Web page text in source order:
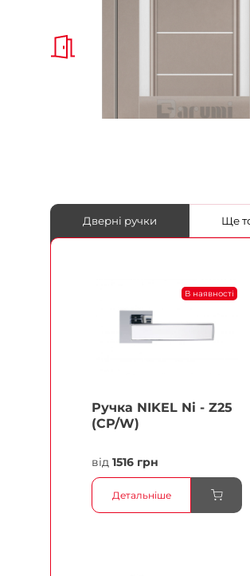
Дверні ручки
В наявності
Ручка NIKEL Ni - Z25
(CP/W)
від 1516 грн
Детальніше